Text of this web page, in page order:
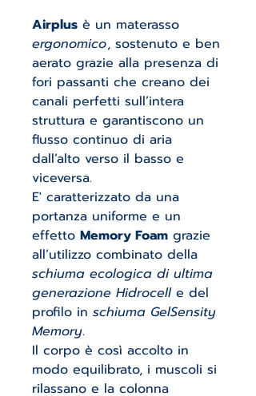
Airplus è un materasso
ergonomico, sostenuto e ben
aerato grazie alla presenza di
fori passanti che creano dei
canali perfetti sull’intera
struttura e garantiscono un
flusso continuo di aria
dall’alto verso il basso e
viceversa.
E' caratterizzato da una
portanza uniforme e un
effetto Memory Foam grazie
all’utilizzo combinato della
schiuma ecologica di ultima
generazione Hidrocelle del
profilo in schiuma GelSensity
Memory.
Il corpo è così accolto in
modo equilibrato, i muscoli si
rilassano e la colonna